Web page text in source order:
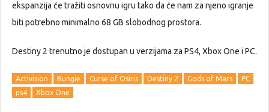
ekspanzija će tražiti osnovnu igru tako da će nam za njeno igranje
biti potrebno minimalno 68 GB slobodnog prostora.
Destiny 2 trenutno je dostupan u verzijama za PS4, Xbox One i PC.
Activision Bungie Curse of Osiris Destiny 2 Gods of Mars
PC
ps4
Xbox One